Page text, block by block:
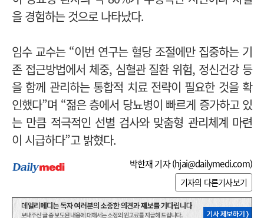
을 경험하는 것으로 나타났다.
임수 교수는 “이번 연구는 혈당 조절에만 집중하는 기
존 접근방법에서 체중, 심혈관 질환 위험, 정신건강 등
을 함께 관리하는 통합적 치료 전략이 필요한 것을 확
인했다”며 “젊은 층에서 당뇨병이 빠르게 증가하고 있
는 만큼 적극적인 선별 검사와 맞춤형 관리체계 마련
이 시급하다”고 밝혔다.
박한재 기자 (hjai@dailymedi.com)
기자의 다른기사보기